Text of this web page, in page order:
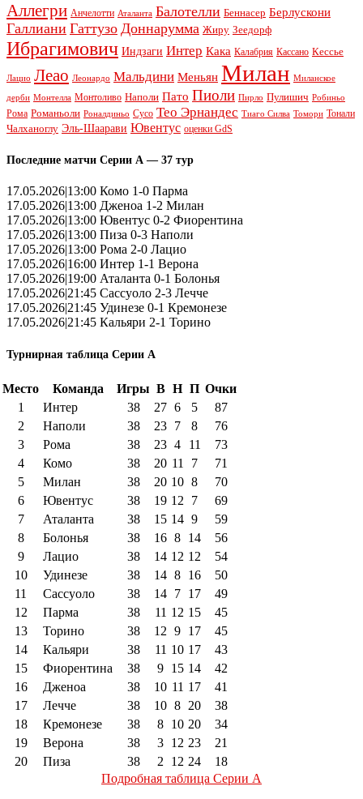
Аллегри Анчелотти Аталанта Балотелли Беннасер Берлускони
Галлиани Гаттузо Доннарумма Жиру Зеедорф
Ибрагимович Индзаги Интер Кака Калабрия Кассано Кессье
Лацио Леао Леонардо Мальдини Меньян Милан Миланское
дерби Монтелла Монтоливо Наполи Пато Пиоли Пирло Пулишич Робиньо
Рома Романьоли Роналдиньо Сусо Тео Эрнандес Тиаго Силва Томори Тонали
Чалханоглу Эль-Шаарави Ювентус оценки GdS
Последние матчи Серии А — 37 тур
17.05.2026|13:00 Комо 1-0 Парма
17.05.2026|13:00 Дженоа 1-2 Милан
17.05.2026|13:00 Ювентус 0-2 Фиорентина
17.05.2026|13:00 Пиза 0-3 Наполи
17.05.2026|13:00 Рома 2-0 Лацио
17.05.2026|16:00 Интер 1-1 Верона
17.05.2026|19:00 Аталанта 0-1 Болонья
17.05.2026|21:45 Сассуоло 2-3 Лечче
17.05.2026|21:45 Удинезе 0-1 Кремонезе
17.05.2026|21:45 Кальяри 2-1 Торино
Турнирная таблица Серии А
Место Команда Игры В Н П Очки
1
Интер 38 27 6 5
87
2
Наполи 38 23 7 8
76
3
Рома 38 23 4 11
73
4
Комо 38 20 11 7
71
5
Милан 38 20 10 8
70
6
Ювентус 38 19 12 7
69
7
Аталанта 38 15 14 9
59
8
Болонья 38 16 8 14
56
9
Лацио 38 14 12 12
54
10
Удинезе 38 14 8 16
50
11
Сассуоло 38 14 7 17
49
12
Парма 38 11 12 15
45
13
Торино 38 12 9 17
45
14
Кальяри 38 11 10 17
43
15
Фиорентина 38 9 15 14
42
16
Дженоа 38 10 11 17
41
17
Лечче 38 10 8 20
38
18
Кремонезе 38 8 10 20
34
19
Верона 38 3 12 23
21
20
Пиза 38 2 12 24
18
Подробная таблица Серии А